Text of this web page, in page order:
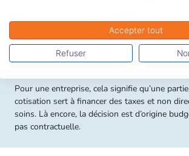
organismes complémentaires.
Cette nouvelle contribution vient s’ajouter à la
renforce encore le poids des prélèvements
mutuelles.
Pour une entreprise, cela signifie qu’une
cotisation sert à financer des taxes et non
soins. Là encore, la décision est d’origine
pas contractuelle.
Accepter tout
Refuser